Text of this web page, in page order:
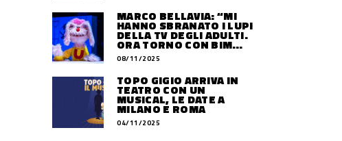
MARCO BELLAVIA: “MI
HANNO SBRANATO I LUPI
DELLA TV DEGLI ADULTI.
ORA TORNO CON BIM
BUM BAM PARTY”
08/11/2025
TOPO GIGIO ARRIVA IN
TEATRO CON UN
MUSICAL, LE DATE A
MILANO E ROMA
04/11/2025